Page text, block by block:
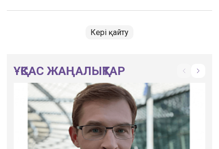
Кері қайту
ҰҚСАС ЖАҢАЛЫҚТАР